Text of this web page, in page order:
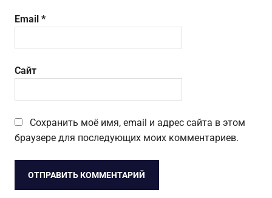
Email *
Сайт
Сохранить моё имя, email и адрес сайта в этом
браузере для последующих моих комментариев.